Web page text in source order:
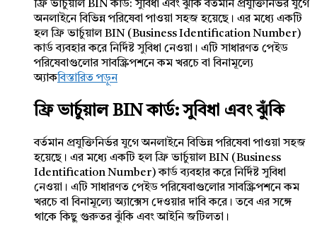
ফ্রি ভার্চুয়াল BIN কার্ড: সুবিধা এবং ঝুঁকি বর্তমান প্রযুক্তিনির্ভর যুগে
অনলাইনে বিভিন্ন পরিষেবা পাওয়া সহজ হয়েছে। এর মধ্যে একটি
হল ফ্রি ভার্চুয়াল BIN (Business Identification Number)
কার্ড ব্যবহার করে নির্দিষ্ট সুবিধা নেওয়া। এটি সাধারণত পেইড
পরিষেবাগুলোর সাবস্ক্রিপশনে কম খরচে বা বিনামূল্যে
অ্যাকবিস্তারিত পড়ুন
ফ্রি ভার্চুয়াল BIN কার্ড: সুবিধা এবং ঝুঁকি
বর্তমান প্রযুক্তিনির্ভর যুগে অনলাইনে বিভিন্ন পরিষেবা পাওয়া সহজ
হয়েছে। এর মধ্যে একটি হল ফ্রি ভার্চুয়াল BIN (Business
Identification Number) কার্ড ব্যবহার করে নির্দিষ্ট সুবিধা
নেওয়া। এটি সাধারণত পেইড পরিষেবাগুলোর সাবস্ক্রিপশনে কম
খরচে বা বিনামূল্যে অ্যাক্সেস দেওয়ার দাবি করে। তবে এর সঙ্গে
থাকে কিছু গুরুতর ঝুঁকি এবং আইনি জটিলতা।